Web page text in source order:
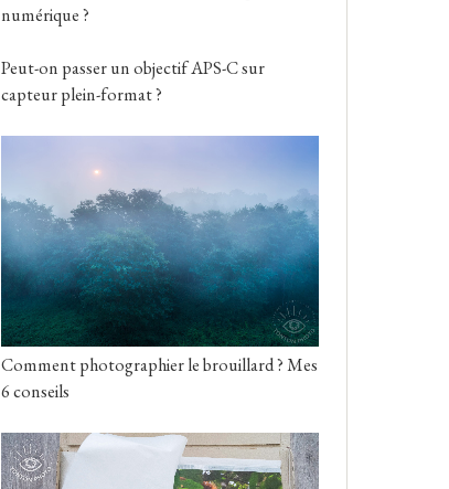
numérique ?
Peut-on passer un objectif APS-C sur
capteur plein-format ?
Comment photographier le brouillard ? Mes
6 conseils